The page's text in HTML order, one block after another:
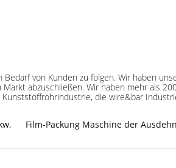
von Kunden zu folgen. Wir haben
abzuschließen. Wir haben mehr als
die wire&bar
, Film-Packung Maschine der